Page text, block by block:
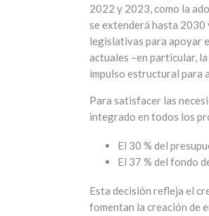
2022 y 2023, como la
se extenderá hasta 2030
legislativas para apoyar
actuales –en particular,
impulso estructural para
Para satisfacer las
integrado en todos los
El 30 % del
El 37 % del fondo
Esta decisión refleja el
fomentan la creación de